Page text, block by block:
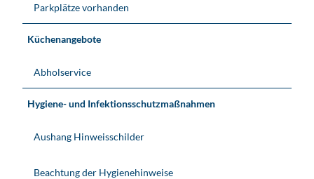
Parkplätze vorhanden
Küchenangebote
Abholservice
Hygiene- und Infektionsschutzmaßnahmen
Aushang Hinweisschilder
Beachtung der Hygienehinweise